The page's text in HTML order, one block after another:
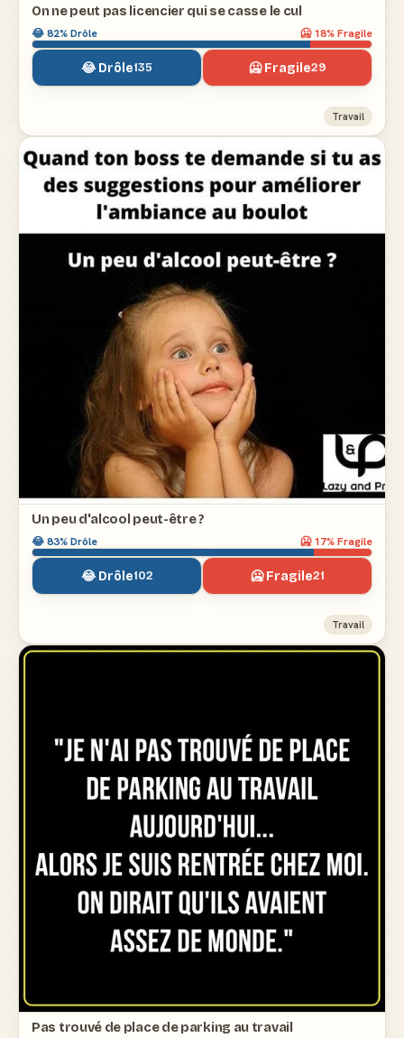
On ne peut pas licencier qui se casse le cul
😂82% Drôle 🥶18% Fragile
😂 Drôle135 🥶 Fragile29
Travail
Un peu d'alcool peut-être ?
😂83% Drôle 🥶17% Fragile
😂 Drôle102 🥶 Fragile21
Travail
Pas trouvé de place de parking au travail